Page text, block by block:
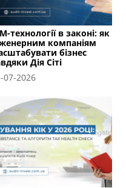
технології в законі: як
компаніям
бізнес
Дія Сіті
07-2026